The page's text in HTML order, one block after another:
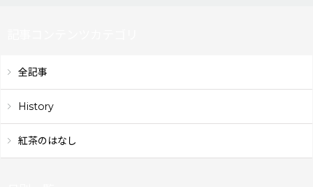
全記事
History
紅茶のはなし